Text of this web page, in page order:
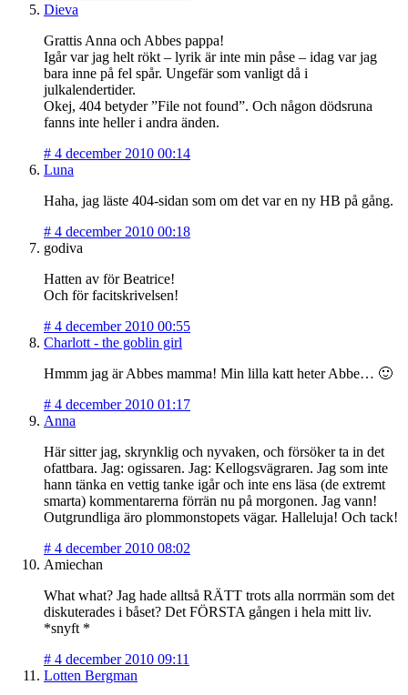
Dieva
Grattis Anna och Abbes pappa!
Igår var jag helt rökt – lyrik är inte min påse – idag var jag
bara inne på fel spår. Ungefär som vanligt då i
julkalendertider.
Okej, 404 betyder ”File not found”. Och någon dödsruna
fanns inte heller i andra änden.
# 4 december 2010 00:14
Luna
Haha, jag läste 404-sidan som om det var en ny HB på gång.
# 4 december 2010 00:18
godiva
Hatten av för Beatrice!
Och för facitskrivelsen!
# 4 december 2010 00:55
Charlott - the goblin girl
Hmmm jag är Abbes mamma! Min lilla katt heter Abbe… 🙂
# 4 december 2010 01:17
Anna
Här sitter jag, skrynklig och nyvaken, och försöker ta in det
ofattbara. Jag: ogissaren. Jag: Kellogsvägraren. Jag som inte
hann tänka en vettig tanke igår och inte ens läsa (de extremt
smarta) kommentarerna förrän nu på morgonen. Jag vann!
Outgrundliga äro plommonstopets vägar. Halleluja! Och tack!
# 4 december 2010 08:02
Amiechan
What what? Jag hade alltså RÄTT trots alla norrmän som det
diskuterades i båset? Det FÖRSTA gången i hela mitt liv.
*snyft *
# 4 december 2010 09:11
Lotten Bergman